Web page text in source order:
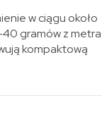
w ciągu około
gramów z metra
kompaktową